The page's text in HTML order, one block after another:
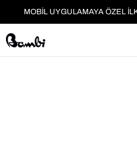
MOBİL UYGULAMAYA ÖZEL
HER